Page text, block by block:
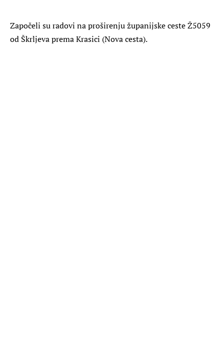
Započeli su radovi na proširenju županijske ceste Ž5059
od Škrljeva prema Krasici (Nova cesta).